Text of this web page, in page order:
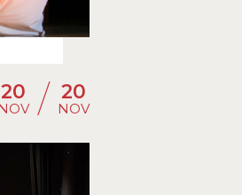
20 / 20
NOV